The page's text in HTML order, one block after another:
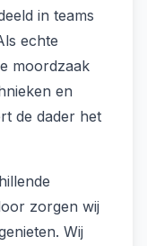
in teams
echte
moordzaak
en
de dader het
zorgen wij
Wij